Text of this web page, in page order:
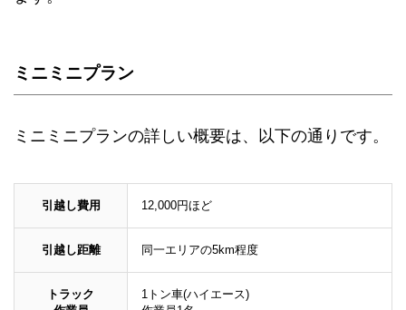
ミニミニプラン
ミニミニプランの詳しい概要は、以下の通りです。
引越し費用 12,000円ほど
引越し距離 同一エリアの5km程度
トラック
1トン車(ハイエース)